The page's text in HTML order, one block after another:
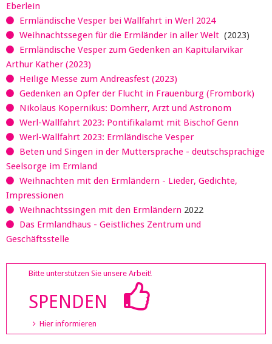
Eberlein
Ermländische Vesper bei Wallfahrt in Werl 2024
Weihnachtssegen für die Ermländer in aller Welt (2023)
Ermländische Vesper zum Gedenken an Kapitularvikar
Arthur Kather (2023)
Heilige Messe zum Andreasfest (2023)
Gedenken an Opfer der Flucht in Frauenburg (Frombork)
Nikolaus Kopernikus: Domherr, Arzt und Astronom
Werl-Wallfahrt 2023: Pontifikalamt mit Bischof Genn
Werl-Wallfahrt 2023: Ermländische Vesper
Beten und Singen in der Muttersprache - deutschsprachige
Seelsorge im Ermland
Weihnachten mit den Ermländern - Lieder, Gedichte,
Impressionen
Weihnachtssingen mit den Ermländern 2022
Das Ermlandhaus - Geistliches Zentrum und
Geschäftsstelle
Bitte unterstützen Sie unsere Arbeit!
SPENDEN
Hier informieren